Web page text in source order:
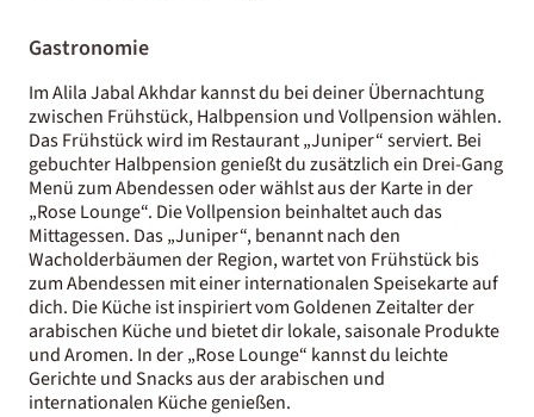
Gastronomie
Im Alila Jabal Akhdar kannst du bei deiner Übernachtung
zwischen Frühstück, Halbpension und Vollpension wählen.
Das Frühstück wird im Restaurant „Juniper“ serviert. Bei
gebuchter Halbpension genießt du zusätzlich ein Drei-Gang
Menü zum Abendessen oder wählst aus der Karte in der
„Rose Lounge“. Die Vollpension beinhaltet auch das
Mittagessen. Das „Juniper“, benannt nach den
Wacholderbäumen der Region, wartet von Frühstück bis
zum Abendessen mit einer internationalen Speisekarte auf
dich. Die Küche ist inspiriert vom Goldenen Zeitalter der
arabischen Küche und bietet dir lokale, saisonale Produkte
und Aromen. In der „Rose Lounge“ kannst du leichte
Gerichte und Snacks aus der arabischen und
internationalen Küche genießen.